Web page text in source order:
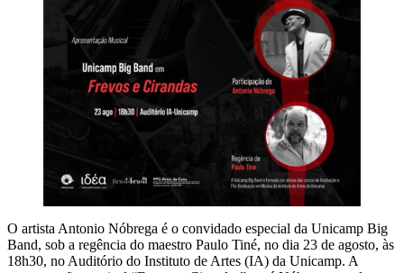
O artista Antonio Nóbrega é o convidado especial da Unicamp Big
Band, sob a regência do maestro Paulo Tiné, no dia 23 de agosto, às
18h30, no Auditório do Instituto de Artes (IA) da Unicamp. A